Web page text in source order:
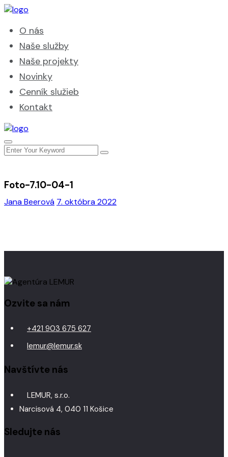
O nás
Naše služby
Naše projekty
Novinky
Cenník služieb
Kontakt
Jana Beerová 7. októbra 2022
Foto-7.10-04-1
Ozvite sa nám
+421 903 675 627
lemur@lemur.sk
Navštívte nás
LEMUR, s.r.o.
Narcisová 4, 040 11 Košice
Sledujte nás